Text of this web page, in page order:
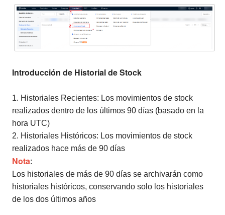
Introducción de Historial de Stock
1. Historiales Recientes: Los movimientos de stock
realizados dentro de los últimos 90 días (basado en la
hora UTC)
2. Historiales Históricos: Los movimientos de stock
realizados hace más de 90 días
Nota:
Los historiales de más de 90 días se archivarán como
historiales históricos, conservando solo los historiales
de los dos últimos años